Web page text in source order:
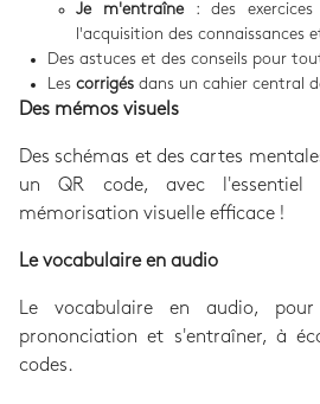
Je m'entraîne: des exercices
l'acquisition des connaissances
Des astuces et des conseils pour
Les corrigés dans un cahier central
Des mémos visuels
Des schémas et des cartes
un QR code, avec
mémorisation visuelle efficace !
Le vocabulaire en audio
Le vocabulaire en audio,
prononciation et s'entraîner, à
codes.